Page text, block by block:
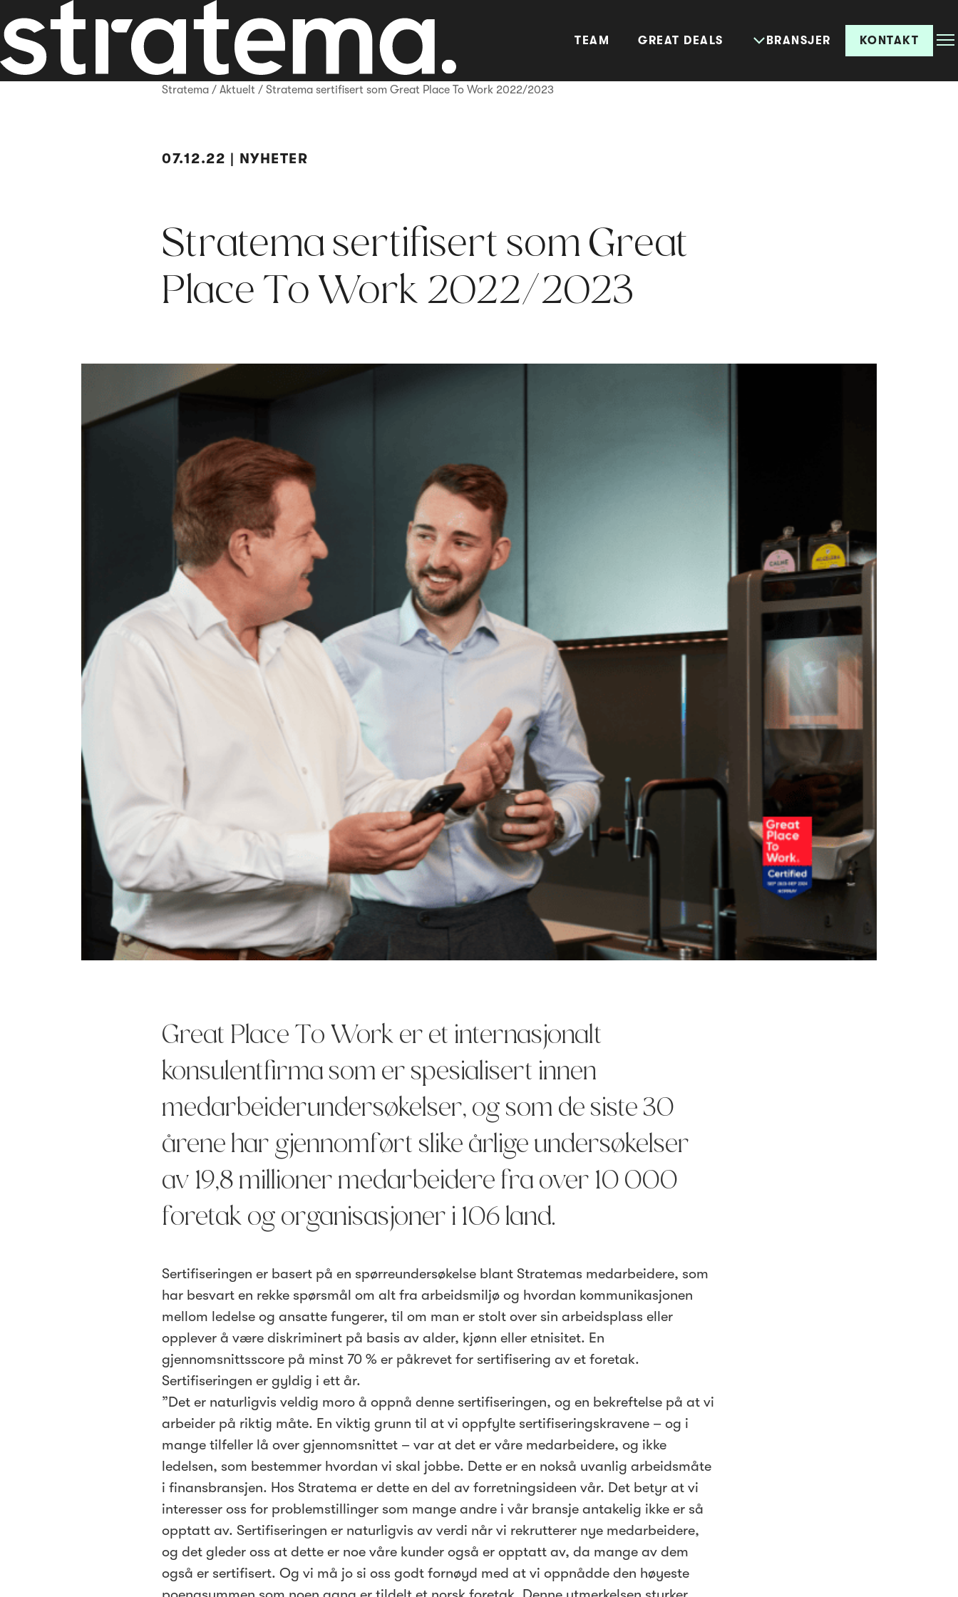
TEAM GREAT DEALS BRANSJER KONTAKT
Stratema /Aktuelt /Stratema sertifisert som Great Place To Work 2022/2023
07.12.22 | NYHETER
Stratema sertifisert som Great
Place To Work 2022/2023
Great Place To Work er et internasjonalt
konsulentfirma som er spesialisert innen
medarbeiderundersøkelser, og som de siste 30
årene har gjennomført slike årlige undersøkelser
av 19,8 millioner medarbeidere fra over 10 000
foretak og organisasjoner i 106 land.
Sertifiseringen er basert på en spørreundersøkelse blant Stratemas medarbeidere, som
har besvart en rekke spørsmål om alt fra arbeidsmiljø og hvordan kommunikasjonen
mellom ledelse og ansatte fungerer, til om man er stolt over sin arbeidsplass eller
opplever å være diskriminert på basis av alder, kjønn eller etnisitet. En
gjennomsnittsscore på minst 70 % er påkrevet for sertifisering av et foretak.
Sertifiseringen er gyldig i ett år.
”Det er naturligvis veldig moro å oppnå denne sertifiseringen, og en bekreftelse på at vi
arbeider på riktig måte. En viktig grunn til at vi oppfylte sertifiseringskravene – og i
mange tilfeller lå over gjennomsnittet – var at det er våre medarbeidere, og ikke
ledelsen, som bestemmer hvordan vi skal jobbe. Dette er en nokså uvanlig arbeidsmåte
i finansbransjen. Hos Stratema er dette en del av forretningsideen vår. Det betyr at vi
interesser oss for problemstillinger som mange andre i vår bransje antakelig ikke er så
opptatt av. Sertifiseringen er naturligvis av verdi når vi rekrutterer nye medarbeidere,
og det gleder oss at dette er noe våre kunder også er opptatt av, da mange av dem
også er sertifisert. Og vi må jo si oss godt fornøyd med at vi oppnådde den høyeste